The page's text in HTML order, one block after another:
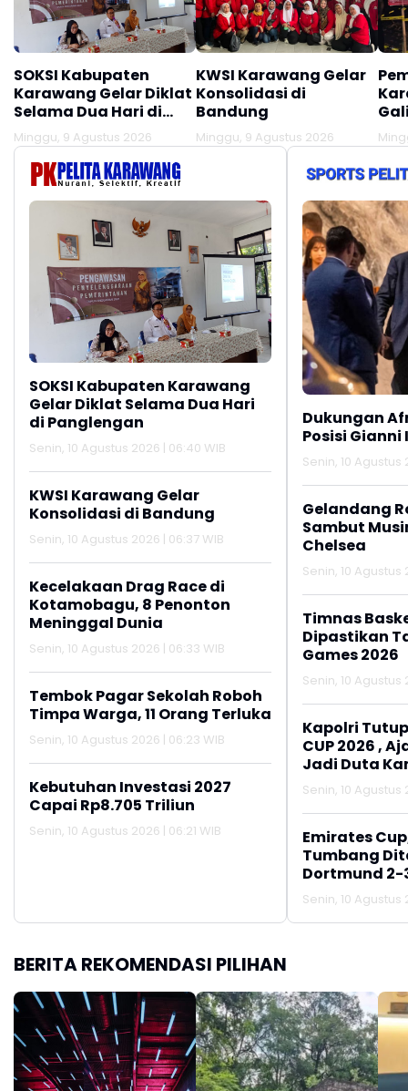
SOKSI Kabupaten
Karawang Gelar Diklat
Selama Dua Hari di
Panglengan
Minggu, 9 Agustus 2026
KWSI Karawang Gelar
Konsolidasi di
Bandung
Minggu, 9 Agustus 2026
SOKSI Kabupaten Karawang
Gelar Diklat Selama Dua Hari
di Panglengan
Senin, 10 Agustus 2026 | 06:40 WIB
KWSI Karawang Gelar
Konsolidasi di Bandung
Senin, 10 Agustus 2026 | 06:37 WIB
Kecelakaan Drag Race di
Kotamobagu, 8 Penonton
Meninggal Dunia
Senin, 10 Agustus 2026 | 06:33 WIB
Tembok Pagar Sekolah Roboh
Timpa Warga, 11 Orang Terluka
Senin, 10 Agustus 2026 | 06:23 WIB
Kebutuhan Investasi 2027
Capai Rp8.705 Triliun
Senin, 10 Agustus 2026 | 06:21 WIB
Dukungan
Posisi Gianni
Senin, 10 Agustus
Gelandang
Sambut
Chelsea
Senin, 10 Agustus
Timnas
Dipastikan
Games 2026
Senin, 10 Agustus
Kapolri
CUP 2026 ,
Jadi Duta
Aktif
110
Senin, 10 Agustus
Emirates
Tumbang
Dortmund 2-
Senin, 10 Agustus
BERITA REKOMENDASI PILIHAN